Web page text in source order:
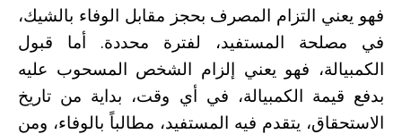
فهو يعني التزام المصرف بحجز مقابل الوفاء بالشيك،
في مصلحة المستفيد، لفترة محددة. أما قبول
الكمبيالة، فهو يعني إلزام الشخص المسحوب عليه
بدفع قيمة الكمبيالة، في أي وقت، بداية من تاريخ
الاستحقاق، يتقدم فيه المستفيد، مطالباً بالوفاء، ومن